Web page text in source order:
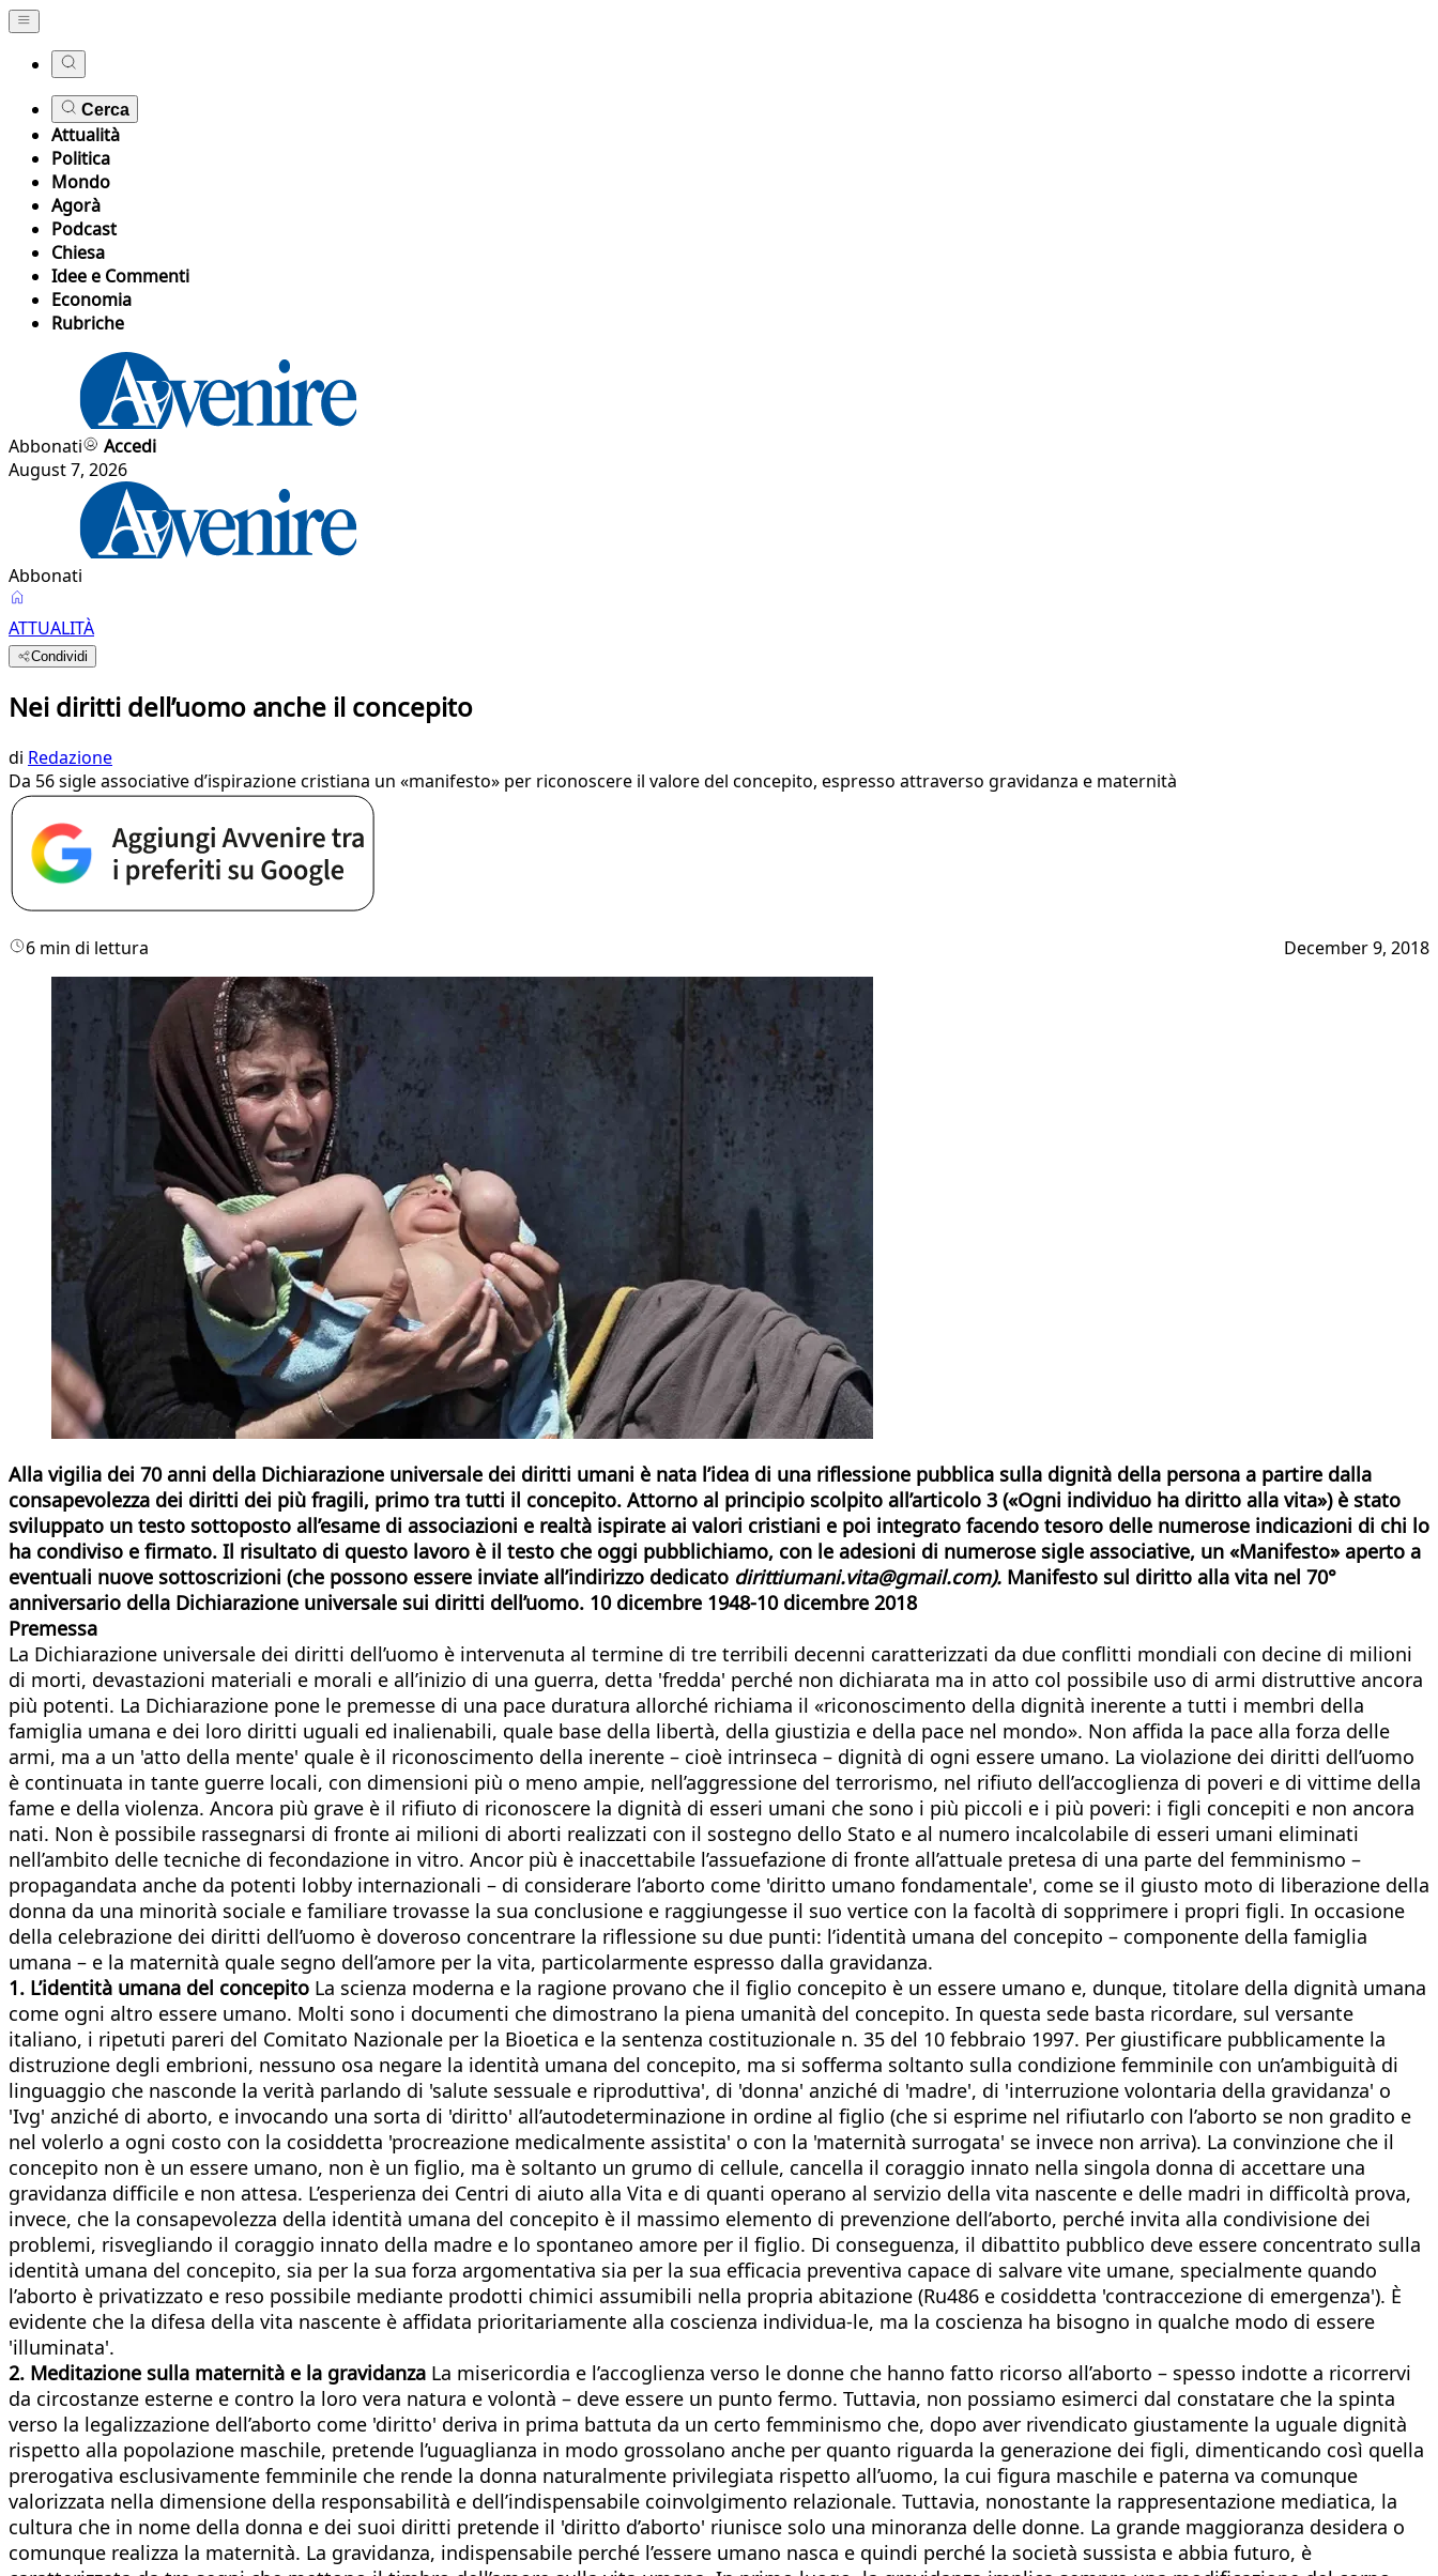
Cerca
Attualità
Politica
Mondo
Agorà
Podcast
Chiesa
Idee e Commenti
Economia
Rubriche
Abbonati
Accedi
August 7, 2026
Abbonati
ATTUALITÀ
Condividi
Nei diritti dell’uomo anche il concepito
di Redazione
Da 56 sigle associative d’ispirazione cristiana un «manifesto» per riconoscere il valore del concepito, espresso attraverso gravidanza e maternità
6 min di lettura December 9, 2018
Alla vigilia dei 70 anni della Dichiarazione universale dei diritti umani è nata l’idea di una riflessione pubblica sulla dignità della persona a partire dalla
consapevolezza dei diritti dei più fragili, primo tra tutti il concepito. Attorno al principio scolpito all’articolo 3 («Ogni individuo ha diritto alla vita») è stato
sviluppato un testo sottoposto all’esame di associazioni e realtà ispirate ai valori cristiani e poi integrato facendo tesoro delle numerose indicazioni di chi lo
ha condiviso e firmato. Il risultato di questo lavoro è il testo che oggi pubblichiamo, con le adesioni di numerose sigle associative, un «Manifesto» aperto a
eventuali nuove sottoscrizioni (che possono essere inviate all’indirizzo dedicato dirittiumani.vita@gmail.com). Manifesto sul diritto alla vita nel 70°
anniversario della Dichiarazione universale sui diritti dell’uomo. 10 dicembre 1948-10 dicembre 2018
Premessa
La Dichiarazione universale dei diritti dell’uomo è intervenuta al termine di tre terribili decenni caratterizzati da due conflitti mondiali con decine di milioni
di morti, devastazioni materiali e morali e all’inizio di una guerra, detta 'fredda' perché non dichiarata ma in atto col possibile uso di armi distruttive ancora
più potenti. La Dichiarazione pone le premesse di una pace duratura allorché richiama il «riconoscimento della dignità inerente a tutti i membri della
famiglia umana e dei loro diritti uguali ed inalienabili, quale base della libertà, della giustizia e della pace nel mondo». Non affida la pace alla forza delle
armi, ma a un 'atto della mente' quale è il riconoscimento della inerente – cioè intrinseca – dignità di ogni essere umano. La violazione dei diritti dell’uomo
è continuata in tante guerre locali, con dimensioni più o meno ampie, nell’aggressione del terrorismo, nel rifiuto dell’accoglienza di poveri e di vittime della
fame e della violenza. Ancora più grave è il rifiuto di riconoscere la dignità di esseri umani che sono i più piccoli e i più poveri: i figli concepiti e non ancora
nati. Non è possibile rassegnarsi di fronte ai milioni di aborti realizzati con il sostegno dello Stato e al numero incalcolabile di esseri umani eliminati
nell’ambito delle tecniche di fecondazione in vitro. Ancor più è inaccettabile l’assuefazione di fronte all’attuale pretesa di una parte del femminismo –
propagandata anche da potenti lobby internazionali – di considerare l’aborto come 'diritto umano fondamentale', come se il giusto moto di liberazione della
donna da una minorità sociale e familiare trovasse la sua conclusione e raggiungesse il suo vertice con la facoltà di sopprimere i propri figli. In occasione
della celebrazione dei diritti dell’uomo è doveroso concentrare la riflessione su due punti: l’identità umana del concepito – componente della famiglia
umana – e la maternità quale segno dell’amore per la vita, particolarmente espresso dalla gravidanza.
1. L’identità umana del concepito La scienza moderna e la ragione provano che il figlio concepito è un essere umano e, dunque, titolare della dignità umana
come ogni altro essere umano. Molti sono i documenti che dimostrano la piena umanità del concepito. In questa sede basta ricordare, sul versante
italiano, i ripetuti pareri del Comitato Nazionale per la Bioetica e la sentenza costituzionale n. 35 del 10 febbraio 1997. Per giustificare pubblicamente la
distruzione degli embrioni, nessuno osa negare la identità umana del concepito, ma si sofferma soltanto sulla condizione femminile con un’ambiguità di
linguaggio che nasconde la verità parlando di 'salute sessuale e riproduttiva', di 'donna' anziché di 'madre', di 'interruzione volontaria della gravidanza' o
'Ivg' anziché di aborto, e invocando una sorta di 'diritto' all’autodeterminazione in ordine al figlio (che si esprime nel rifiutarlo con l’aborto se non gradito e
nel volerlo a ogni costo con la cosiddetta 'procreazione medicalmente assistita' o con la 'maternità surrogata' se invece non arriva). La convinzione che il
concepito non è un essere umano, non è un figlio, ma è soltanto un grumo di cellule, cancella il coraggio innato nella singola donna di accettare una
gravidanza difficile e non attesa. L’esperienza dei Centri di aiuto alla Vita e di quanti operano al servizio della vita nascente e delle madri in difficoltà prova,
invece, che la consapevolezza della identità umana del concepito è il massimo elemento di prevenzione dell’aborto, perché invita alla condivisione dei
problemi, risvegliando il coraggio innato della madre e lo spontaneo amore per il figlio. Di conseguenza, il dibattito pubblico deve essere concentrato sulla
identità umana del concepito, sia per la sua forza argomentativa sia per la sua efficacia preventiva capace di salvare vite umane, specialmente quando
l’aborto è privatizzato e reso possibile mediante prodotti chimici assumibili nella propria abitazione (Ru486 e cosiddetta 'contraccezione di emergenza'). È
evidente che la difesa della vita nascente è affidata prioritariamente alla coscienza individua-le, ma la coscienza ha bisogno in qualche modo di essere
'illuminata'.
2. Meditazione sulla maternità e la gravidanza La misericordia e l’accoglienza verso le donne che hanno fatto ricorso all’aborto – spesso indotte a ricorrervi
da circostanze esterne e contro la loro vera natura e volontà – deve essere un punto fermo. Tuttavia, non possiamo esimerci dal constatare che la spinta
verso la legalizzazione dell’aborto come 'diritto' deriva in prima battuta da un certo femminismo che, dopo aver rivendicato giustamente la uguale dignità
rispetto alla popolazione maschile, pretende l’uguaglianza in modo grossolano anche per quanto riguarda la generazione dei figli, dimenticando così quella
prerogativa esclusivamente femminile che rende la donna naturalmente privilegiata rispetto all’uomo, la cui figura maschile e paterna va comunque
valorizzata nella dimensione della responsabilità e dell’indispensabile coinvolgimento relazionale. Tuttavia, nonostante la rappresentazione mediatica, la
cultura che in nome della donna e dei suoi diritti pretende il 'diritto d’aborto' riunisce solo una minoranza delle donne. La grande maggioranza desidera o
comunque realizza la maternità. La gravidanza, indispensabile perché l’essere umano nasca e quindi perché la società sussista e abbia futuro, è